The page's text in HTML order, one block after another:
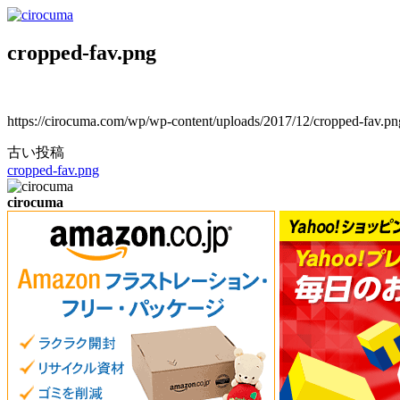
コ
テ
ス
キ
ッ
プ
cropped-fav.png
https://cirocuma.com/wp/wp-content/uploads/2017/12/cropped-
投
稿
ナ
ゲ
ョ
ン
古い投稿
cropped-fav.png
cirocuma